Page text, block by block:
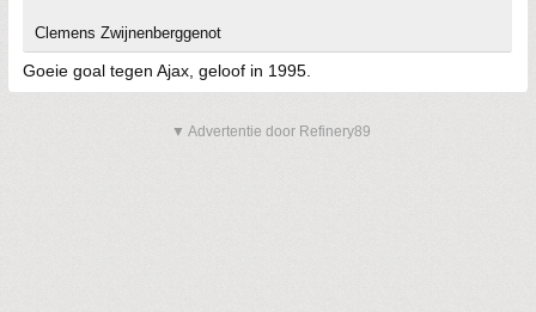
Clemens Zwijnenberggenot
Goeie goal tegen Ajax, geloof in 1995.
▼ Advertentie door Refinery89